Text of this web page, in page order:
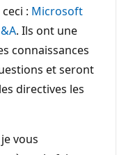
: Microsoft
. Ils ont une
connaissances
et seront
directives les
vous